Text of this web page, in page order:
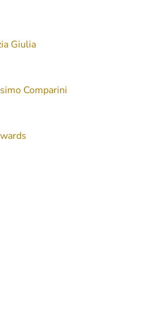
Giulia
Comparini